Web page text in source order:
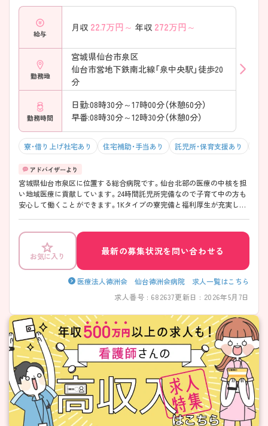
給与
月収 22.7万円～ 年収 272万円～
勤務地
宮城県仙台市泉区
仙台市営地下鉄南北線「泉中央駅」徒歩20
分
勤務時間
日勤:08時30分～17時00分（休憩60分）
早番:08時30分～12時30分（休憩0分）
寮・借り上げ社宅あり 住宅補助・手当あり 託児所・保育支援あり
宮城県仙台市泉区に位置する総合病院です。仙台北部の医療の中核を担
い地域医療に貢献しています。24時間託児所完備なので子育て中の方も
安心して働くことができます。1Kタイプの寮完備と福利厚生が充実して
お話しいたしますのでお気軽にご相談ください。
お気に入り
最新の募集状況を問い合わせる
医療法人徳洲会 仙台徳洲会病院 求人一覧はこちら
求人番号 : 682637更新日 : 2026年5月7日